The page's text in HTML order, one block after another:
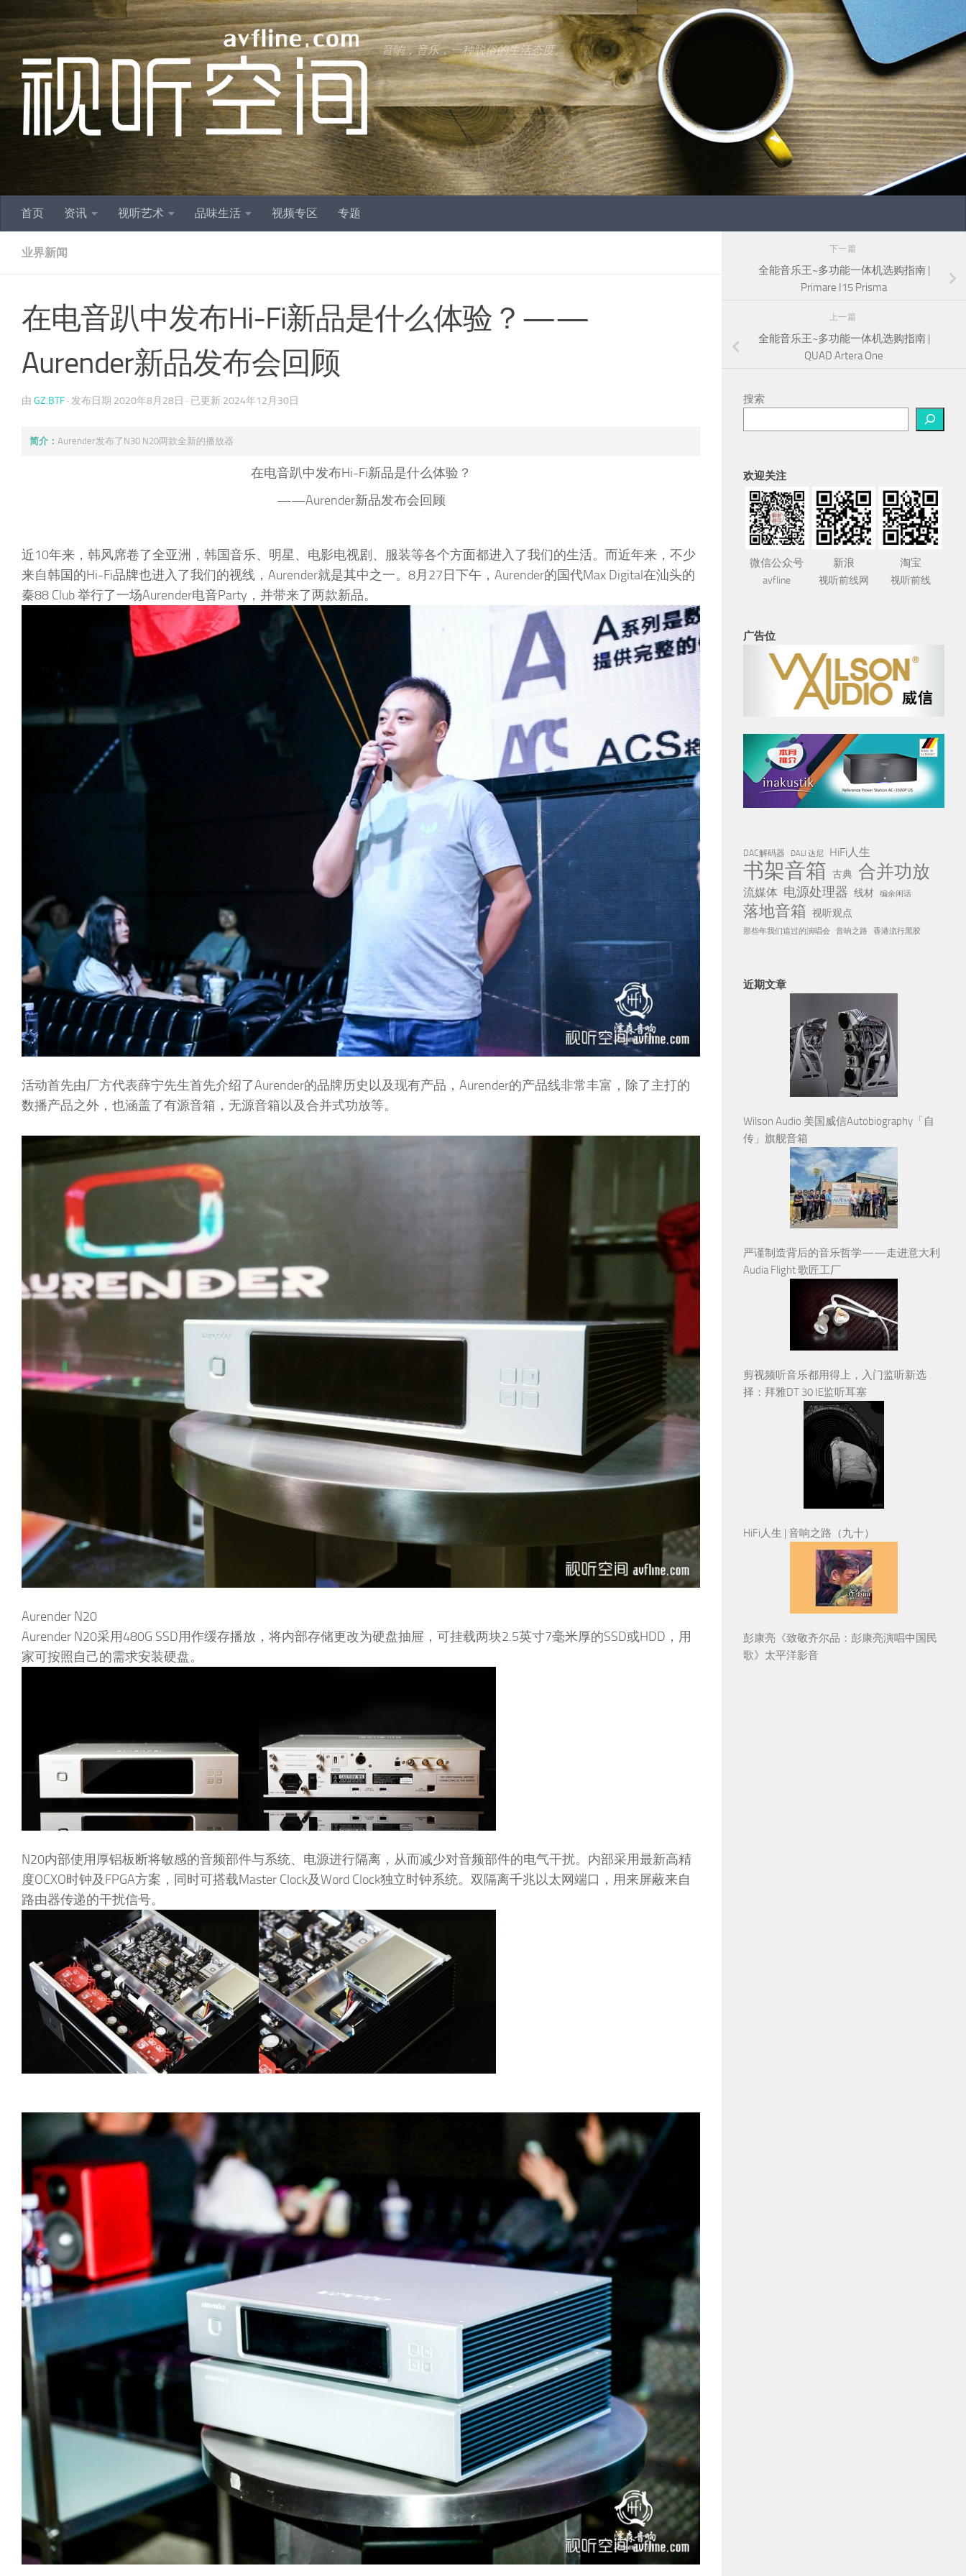
跳至内容
音响，音乐，一种脱俗的生活态度。
首页 资讯 视听艺术 品味生活 视频专区 专题
业界新闻
在电音趴中发布Hi-Fi新品是什么体验？——
Aurender新品发布会回顾
由 GZ.BTF · 发布日期 2020年8月28日 · 已更新 2024年12月30日
简介： Aurender发布了N30 N20两款全新的播放器
在电音趴中发布Hi-Fi新品是什么体验？
——Aurender新品发布会回顾
近10年来，韩风席卷了全亚洲，韩国音乐、明星、电影电视剧、服装等各个方面都进入了我们的生活。而近年来，不少
来自韩国的Hi-Fi品牌也进入了我们的视线，Aurender就是其中之一。8月27日下午，Aurender的国代Max Digital在汕头的
秦88 Club 举行了一场Aurender电音Party，并带来了两款新品。
活动首先由厂方代表薛宁先生首先介绍了Aurender的品牌历史以及现有产品，Aurender的产品线非常丰富，除了主打的
数播产品之外，也涵盖了有源音箱，无源音箱以及合并式功放等。
Aurender N20
Aurender N20采用480G SSD用作缓存播放，将内部存储更改为硬盘抽屉，可挂载两块2.5英寸7毫米厚的SSD或HDD，用
家可按照自己的需求安装硬盘。
N20内部使用厚铝板断将敏感的音频部件与系统、电源进行隔离，从而减少对音频部件的电气干扰。内部采用最新高精
度OCXO时钟及FPGA方案，同时可搭载Master Clock及Word Clock独立时钟系统。双隔离千兆以太网端口，用来屏蔽来自
路由器传递的干扰信号。
下一篇
全能音乐王~多功能一体机选购指南 |
Primare I15 Prisma
上一篇
全能音乐王~多功能一体机选购指南 |
QUAD Artera One
搜索
欢迎关注
微信公众号
avfline
新浪
视听前线网
淘宝
视听前线
广告位
DAC解码器 DALI 达尼 HiFi人生
书架音箱 古典 合并功放
流媒体 电源处理器 线材 编余闲话
落地音箱 视听观点
那些年我们追过的演唱会 音响之路 香港流行黑胶
近期文章
Wilson Audio 美国威信Autobiography「自
传」旗舰音箱
严谨制造背后的音乐哲学——走进意大利
Audia Flight 歌匠工厂
剪视频听音乐都用得上，入门监听新选
择：拜雅DT 30 IE监听耳塞
HiFi人生 | 音响之路（九十）
彭康亮《致敬齐尔品：彭康亮演唱中国民
歌》太平洋影音